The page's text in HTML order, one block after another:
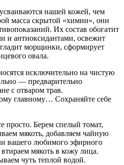
нашей кожей, чем
масса скрытой «химии», они
Их состав обогатит
и антиоксидантами, освежит
морщинки, сформирует
овала.
исключительно на чистую
— предварительно
с отваром трав.
главному… Сохраняйте себе
просто. Берем спелый томат,
мякоть, добавляем чайную
вашего любимого эфирного
мякоть в кожу лица.
чуть теплой водой.